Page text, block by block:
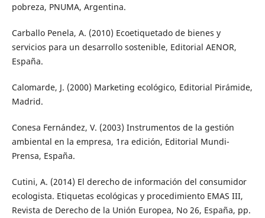
pobreza, PNUMA, Argentina.
Carballo Penela, A. (2010) Ecoetiquetado de bienes y
servicios para un desarrollo sostenible, Editorial AENOR,
España.
Calomarde, J. (2000) Marketing ecológico, Editorial Pirámide,
Madrid.
Conesa Fernández, V. (2003) Instrumentos de la gestión
ambiental en la empresa, 1ra edición, Editorial Mundi-
Prensa, España.
Cutini, A. (2014) El derecho de información del consumidor
ecologista. Etiquetas ecológicas y procedimiento EMAS III,
Revista de Derecho de la Unión Europea, No 26, España, pp.